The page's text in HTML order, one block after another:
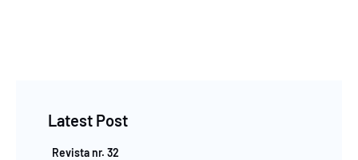
Latest Post
Revista nr. 32